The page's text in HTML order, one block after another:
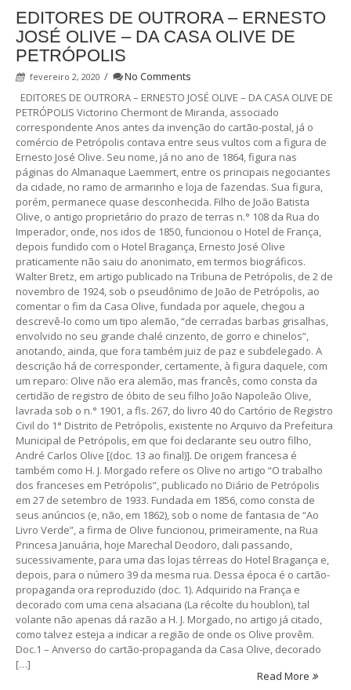
EDITORES DE OUTRORA – ERNESTO
JOSÉ OLIVE – DA CASA OLIVE DE
PETRÓPOLIS
fevereiro 2, 2020 /
No Comments
EDITORES DE OUTRORA – ERNESTO JOSÉ OLIVE – DA CASA OLIVE DE
PETRÓPOLIS Victorino Chermont de Miranda, associado
correspondente Anos antes da invenção do cartão-postal, já o
comércio de Petrópolis contava entre seus vultos com a figura de
Ernesto José Olive. Seu nome, já no ano de 1864, figura nas
páginas do Almanaque Laemmert, entre os principais negociantes
da cidade, no ramo de armarinho e loja de fazendas. Sua figura,
porém, permanece quase desconhecida. Filho de João Batista
Olive, o antigo proprietário do prazo de terras n.° 108 da Rua do
Imperador, onde, nos idos de 1850, funcionou o Hotel de França,
depois fundido com o Hotel Bragança, Ernesto José Olive
praticamente não saiu do anonimato, em termos biográficos.
Walter Bretz, em artigo publicado na Tribuna de Petrópolis, de 2 de
novembro de 1924, sob o pseudônimo de João de Petrópolis, ao
comentar o fim da Casa Olive, fundada por aquele, chegou a
descrevê-lo como um tipo alemão, “de cerradas barbas grisalhas,
envolvido no seu grande chalé cinzento, de gorro e chinelos”,
anotando, ainda, que fora também juiz de paz e subdelegado. A
descrição há de corresponder, certamente, à figura daquele, com
um reparo: Olive não era alemão, mas francês, como consta da
certidão de registro de óbito de seu filho João Napoleão Olive,
lavrada sob o n.° 1901, a fls. 267, do livro 40 do Cartório de Registro
Civil do 1° Distrito de Petrópolis, existente no Arquivo da Prefeitura
Municipal de Petrópolis, em que foi declarante seu outro filho,
André Carlos Olive [(doc. 13 ao final)]. De origem francesa é
também como H. J. Morgado refere os Olive no artigo “O trabalho
dos franceses em Petrópolis”, publicado no Diário de Petrópolis
em 27 de setembro de 1933. Fundada em 1856, como consta de
seus anúncios (e, não, em 1862), sob o nome de fantasia de “Ao
Livro Verde”, a firma de Olive funcionou, primeiramente, na Rua
Princesa Januária, hoje Marechal Deodoro, dali passando,
sucessivamente, para uma das lojas térreas do Hotel Bragança e,
depois, para o número 39 da mesma rua. Dessa época é o cartão-
propaganda ora reproduzido (doc. 1). Adquirido na França e
decorado com uma cena alsaciana (La récolte du houblon), tal
volante não apenas dá razão a H. J. Morgado, no artigo já citado,
como talvez esteja a indicar a região de onde os Olive provêm.
Doc.1 – Anverso do cartão-propaganda da Casa Olive, decorado
[…]
Read More